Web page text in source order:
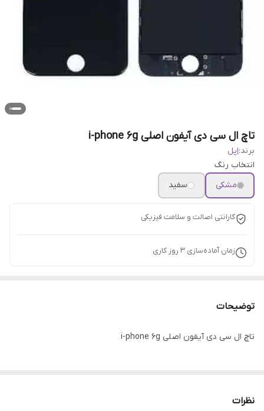
تاچ ال سی دی آیفون اصلی i-phone 6g
برند:اپل
انتخاب رنگ
مشکی
سفید
گارانتی اصالت و سلامت فیزیکی
زمان آماده‌سازی 3 روز کاری
توضیحات
تاچ ال سی دی آیفون اصلی i-phone 6g
نظرات